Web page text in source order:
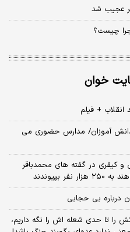
عجیب شد
خوان
انقلاب + فیلم
آموزان/ مدارس حضوری می
جدی امنیتی و کیفری در گفته های محمدباقر
درباره بی حجابی
را تا حدی شعله اش را نگه داریم،